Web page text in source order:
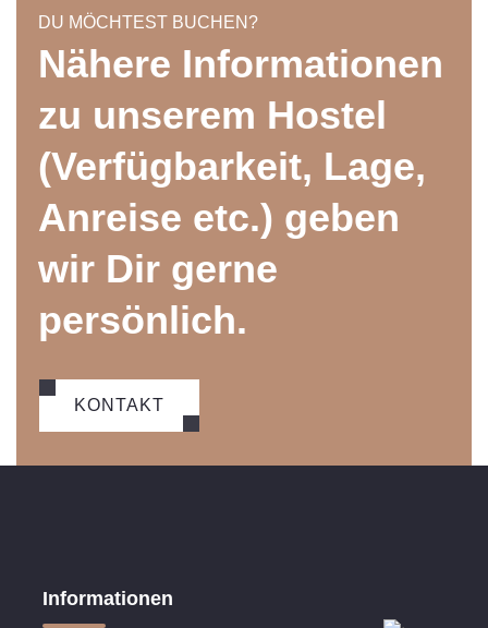
DU MÖCHTEST BUCHEN?
Nähere Informationen
zu unserem Hostel
(Verfügbarkeit, Lage,
Anreise etc.) geben
wir Dir gerne
persönlich.
KONTAKT
Informationen